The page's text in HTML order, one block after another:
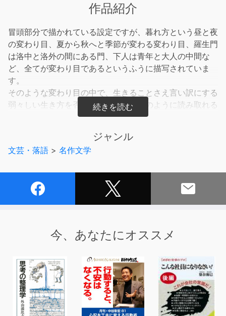
作品紹介
冒頭部分で描かれている設定ですが、暮れ方という昼と夜
の変わり目、夏から秋へと季節が変わる変わり目、羅生門
は洛中と洛外の間にある門、下人は青年と大人の中間な
ど、全てが変わり目であるというふうに描写されていま
す。
そのような変わり目の中で、生きることさえ言い訳にする
弱々しい生き方を否定するという作品のように読み取れる
写している点、下人は平安朝の人物という設定ですが、昔
の人ではなく現代に通じる人物として描かれているようで
ジャンル
文芸・落語 > 名作文学
今、あなたにオススメ